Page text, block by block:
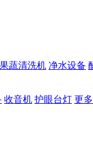
果蔬清洗机 净水设备
收音机 护眼台灯 更